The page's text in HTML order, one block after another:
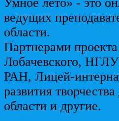
ведущих
области.
Партнерами
Лобачевского,
РАН, Лицей-
развития
области и другие.